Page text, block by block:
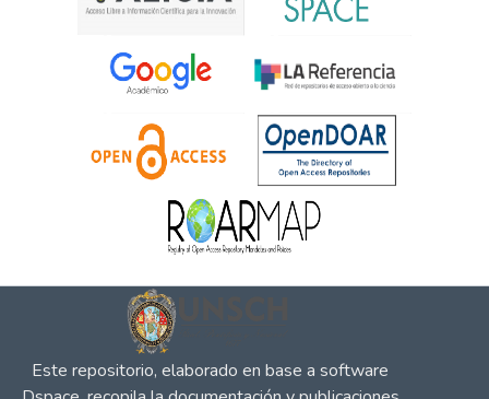
Este repositorio, elaborado en base a software